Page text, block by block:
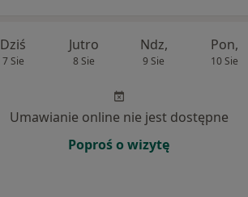
Dziś
7 Sie
Jutro
8 Sie
Ndz,
9 Sie
Pon,
10 Sie
Umawianie online nie jest dostępne
Poproś o wizytę